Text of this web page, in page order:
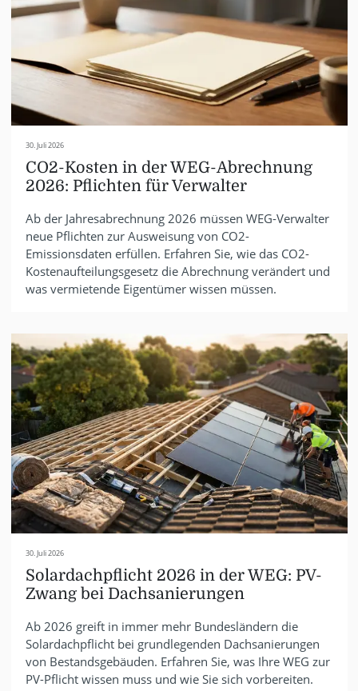
30. Juli 2026
CO2-Kosten in der WEG-Abrechnung
2026: Pflichten für Verwalter
Ab der Jahresabrechnung 2026 müssen WEG-Verwalter
neue Pflichten zur Ausweisung von CO2-
Emissionsdaten erfüllen. Erfahren Sie, wie das CO2-
Kostenaufteilungsgesetz die Abrechnung verändert und
was vermietende Eigentümer wissen müssen.
30. Juli 2026
Solardachpflicht 2026 in der WEG: PV-
Zwang bei Dachsanierungen
Ab 2026 greift in immer mehr Bundesländern die
Solardachpflicht bei grundlegenden Dachsanierungen
von Bestandsgebäuden. Erfahren Sie, was Ihre WEG zur
PV-Pflicht wissen muss und wie Sie sich vorbereiten.